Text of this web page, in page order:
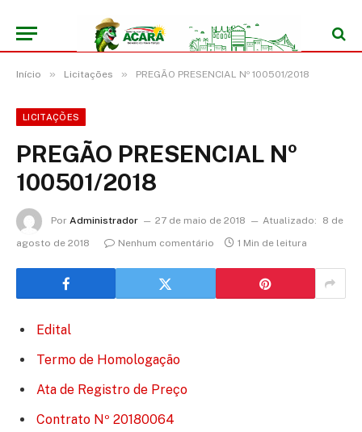
Início » Licitações » PREGÃO PRESENCIAL Nº 100501/2018
LICITAÇÕES
PREGÃO PRESENCIAL Nº
100501/2018
Por Administrador 27 de maio de 2018 Atualizado:
8 de
agosto de 2018
Nenhum comentário 1 Min de leitura
Edital
Termo de Homologação
Ata de Registro de Preço
Contrato Nº 20180064